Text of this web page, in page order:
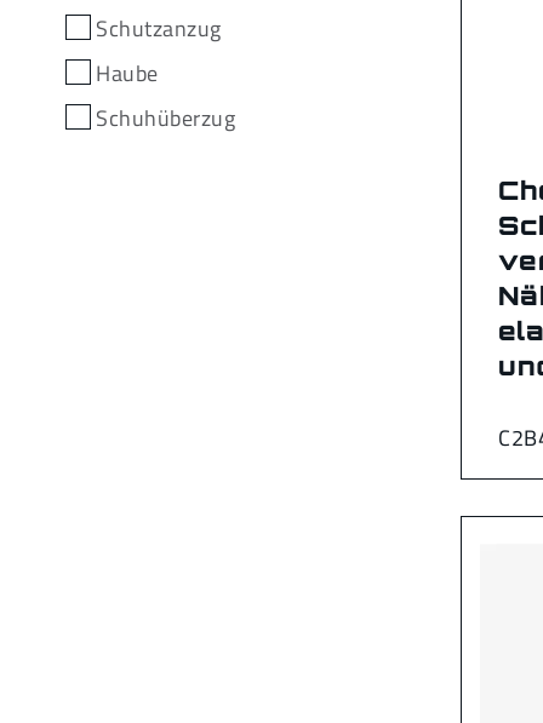
Schutzanzug
Haube
Schuhüberzug